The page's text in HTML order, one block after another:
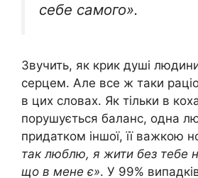
себе самого».
Звучить, як крик душі
серцем. Але все ж таки
в цих словах. Як тільки в
порушується баланс, одна
придатком іншої, її важкою
так люблю, я жити без тебе
що в мене є». У 99%